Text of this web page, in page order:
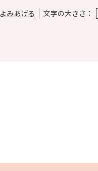
よみあげる 文字の大きさ：